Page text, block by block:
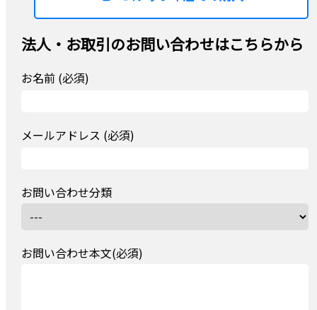
法人・お取引のお問い合わせはこちらから
お名前 (必須)
メールアドレス (必須)
お問い合わせ分類
お問い合わせ本文(必須)